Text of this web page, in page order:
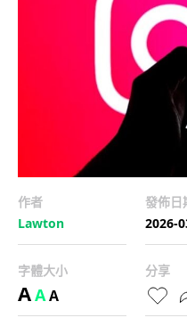
作者
Lawton
發佈日
2026-
字體大小
AAA
分享